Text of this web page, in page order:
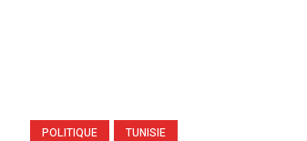
POLITIQUE TUNISIE